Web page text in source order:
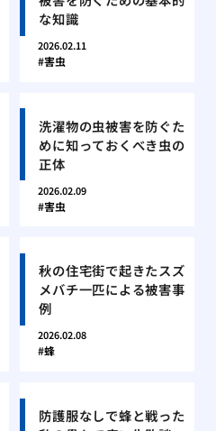
な知識
2026.02.11
害虫
洗濯物の虫被害を防ぐた
めに知っておくべき虫の
正体
2026.02.09
害虫
秋の住宅街で起きたスズ
メバチ一匹による被害事
例
2026.02.08
蜂
防護服なしで蜂と戦った